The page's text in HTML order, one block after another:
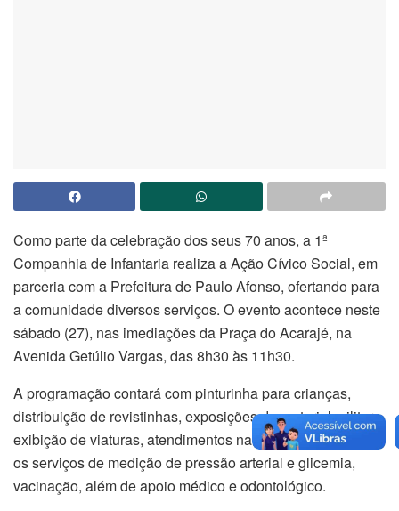
Como parte da celebração dos seus 70 anos, a 1ª
Companhia de Infantaria realiza a Ação Cívico Social, em
parceria com a Prefeitura de Paulo Afonso, ofertando para
a comunidade diversos serviços. O evento acontece neste
sábado (27), nas imediações da Praça do Acarajé, na
Avenida Getúlio Vargas, das 8h30 às 11h30.
A programação contará com pinturinha para crianças,
distribuição de revistinhas, exposições de material militar,
exibição de viaturas, atendimentos na área da saúde com
os serviços de medição de pressão arterial e glicemia,
vacinação, além de apoio médico e odontológico.